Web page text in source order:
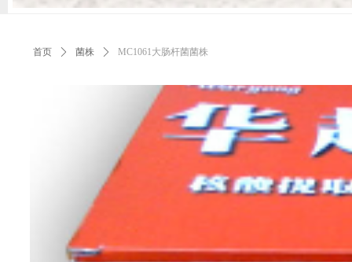
首页 ꄲ 菌株 ꄲ MC1061大肠杆菌菌株